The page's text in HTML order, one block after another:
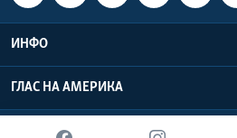
ИНФО
ГЛАС НА АМЕРИКА
Глас на Америка © 2026